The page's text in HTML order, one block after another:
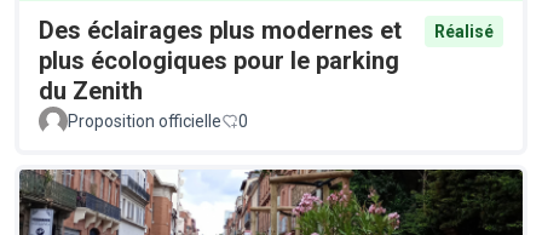
Des éclairages plus modernes et
plus écologiques pour le parking
du Zenith
Réalisé
Proposition officielle 0